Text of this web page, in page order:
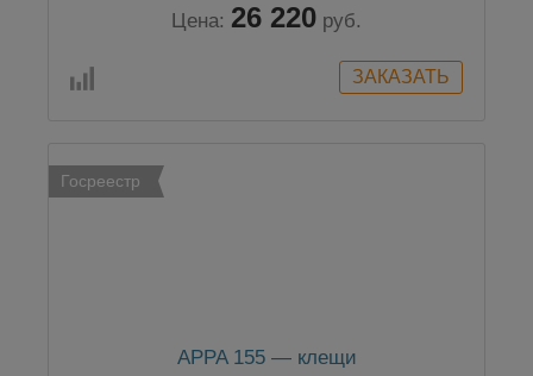
Цена: 26 220 руб.
Госреестр
APPA 155 — клещи